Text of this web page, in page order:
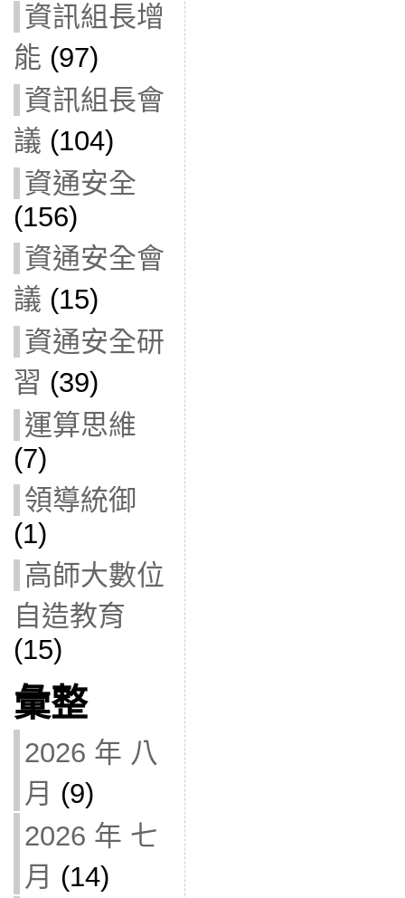
資訊組長增
能 (97)
資訊組長會
議 (104)
資通安全
(156)
資通安全會
議 (15)
資通安全研
習 (39)
運算思維
(7)
領導統御
(1)
高師大數位
自造教育
(15)
彙整
2026 年 八
月 (9)
2026 年 七
月 (14)